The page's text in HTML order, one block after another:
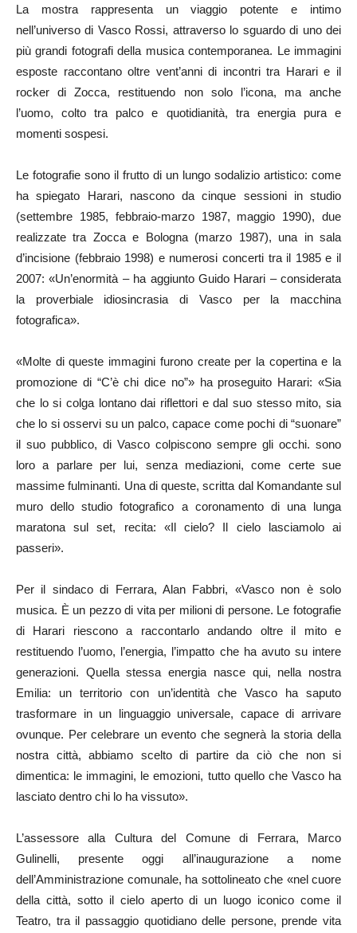
La mostra rappresenta un viaggio potente e intimo
nell’universo di Vasco Rossi, attraverso lo sguardo di uno dei
più grandi fotografi della musica contemporanea. Le immagini
esposte raccontano oltre vent’anni di incontri tra Harari e il
rocker di Zocca, restituendo non solo l’icona, ma anche
l’uomo, colto tra palco e quotidianità, tra energia pura e
momenti sospesi.
Le fotografie sono il frutto di un lungo sodalizio artistico: come
ha spiegato Harari, nascono da cinque sessioni in studio
(settembre 1985, febbraio-marzo 1987, maggio 1990), due
realizzate tra Zocca e Bologna (marzo 1987), una in sala
d’incisione (febbraio 1998) e numerosi concerti tra il 1985 e il
2007: «Un’enormità – ha aggiunto Guido Harari – considerata
la proverbiale idiosincrasia di Vasco per la macchina
fotografica».
«Molte di queste immagini furono create per la copertina e la
promozione di “C’è chi dice no”» ha proseguito Harari: «Sia
che lo si colga lontano dai riflettori e dal suo stesso mito, sia
che lo si osservi su un palco, capace come pochi di “suonare”
il suo pubblico, di Vasco colpiscono sempre gli occhi. sono
loro a parlare per lui, senza mediazioni, come certe sue
massime fulminanti. Una di queste, scritta dal Komandante sul
muro dello studio fotografico a coronamento di una lunga
maratona sul set, recita: «Il cielo? Il cielo lasciamolo ai
passeri».
Per il sindaco di Ferrara, Alan Fabbri, «Vasco non è solo
musica. È un pezzo di vita per milioni di persone. Le fotografie
di Harari riescono a raccontarlo andando oltre il mito e
restituendo l’uomo, l’energia, l’impatto che ha avuto su intere
generazioni. Quella stessa energia nasce qui, nella nostra
Emilia: un territorio con un’identità che Vasco ha saputo
trasformare in un linguaggio universale, capace di arrivare
ovunque. Per celebrare un evento che segnerà la storia della
nostra città, abbiamo scelto di partire da ciò che non si
dimentica: le immagini, le emozioni, tutto quello che Vasco ha
lasciato dentro chi lo ha vissuto».
L’assessore alla Cultura del Comune di Ferrara, Marco
Gulinelli, presente oggi all’inaugurazione a nome
dell’Amministrazione comunale, ha sottolineato che «nel cuore
della città, sotto il cielo aperto di un luogo iconico come il
Teatro, tra il passaggio quotidiano delle persone, prende vita